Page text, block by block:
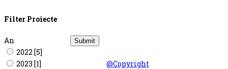
Filter Proiecte
An
2022 [5]
2023 [1]
@Copyright